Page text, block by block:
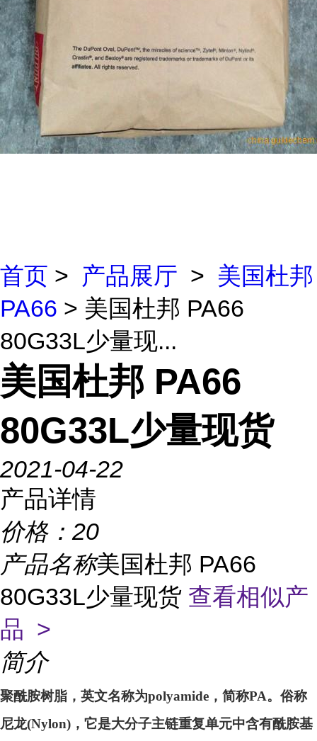
首页 > 产品展厅 > 美国杜邦
PA66 > 美国杜邦 PA66
80G33L少量现...
美国杜邦 PA66
80G33L少量现货
2021-04-22
产品详情
价格： 20
产品名称美国杜邦 PA66
80G33L少量现货 查看相似产
品 >
简介
聚酰胺树脂，英文名称为polyamide，简称PA。俗称
尼龙(Nylon)，它是大分子主链重复单元中含有酰胺基